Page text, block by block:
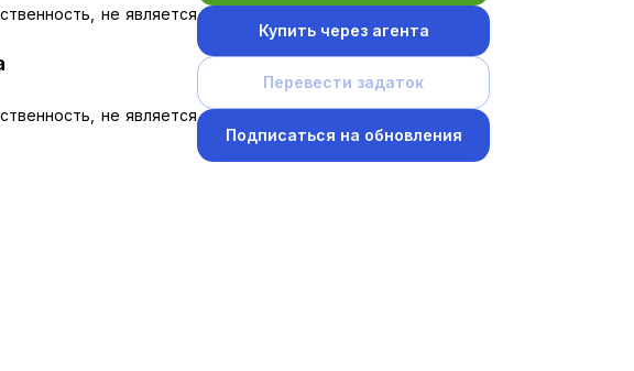
не является
не является
Купить через агента
Перевести задаток
Подписаться на обновления